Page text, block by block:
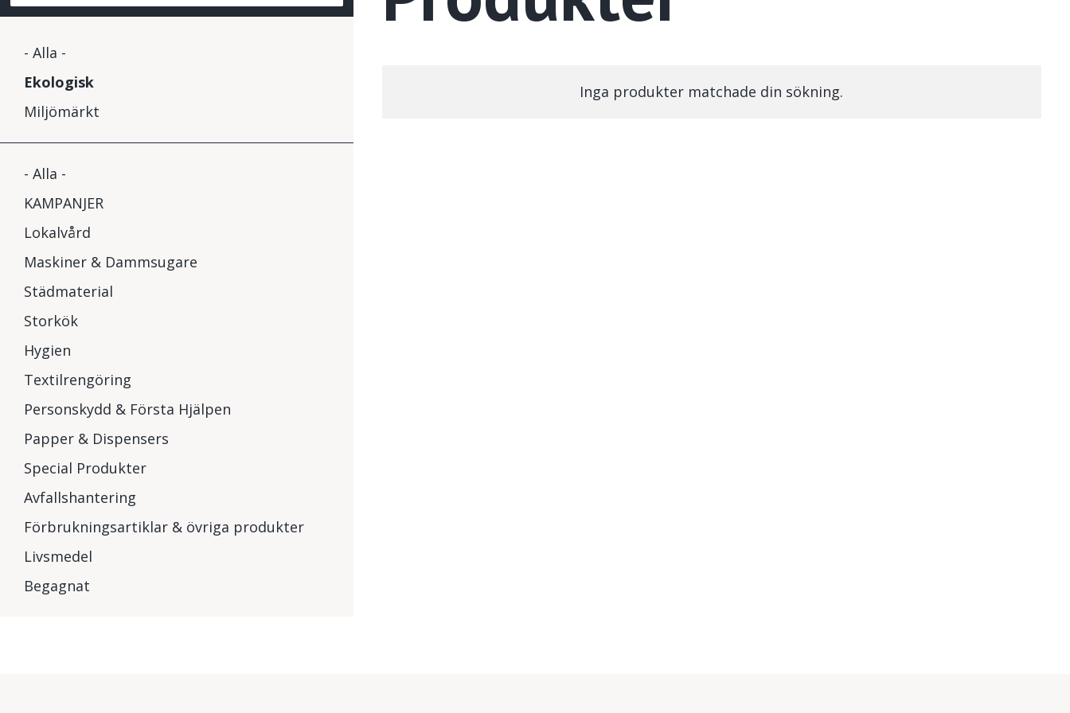
- Alla -
Ekologisk
Miljömärkt
- Alla -
KAMPANJER
Lokalvård
Maskiner & Dammsugare
Städmaterial
Storkök
Hygien
Textilrengöring
Personskydd & Första Hjälpen
Papper & Dispensers
Special Produkter
Avfallshantering
Förbrukningsartiklar & övriga produkter
Livsmedel
Begagnat
Inga produkter matchade din sökning.